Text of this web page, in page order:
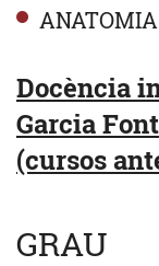
Docència
Garcia
(cursos
GRAU